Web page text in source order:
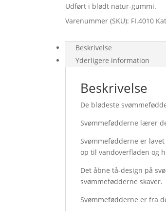
Udført i blødt natur-gummi.
Varenummer (SKU): FI.4010
Beskrivelse
Yderligere information
Beskrivelse
De blødeste
Svømmefødderne lærer
Svømmefødderne er
op til vandoverfladen og
Det åbne tå-design på
svømmefødderne skaver.
Svømmefødderne er fra